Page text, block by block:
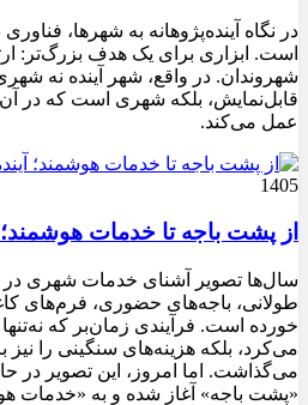
در نگاه آینده‌پژوهانه به شهرها،
است. ابزاری برای یک هدف بزرگ‌تر:
شهروندان. در واقع، شهر آینده نه
قابل‌نمایش، بلکه شهری است که در آن
عمل می‌کند.
1405
از پشت باجه تا خدمات
سال‌ها تصویر آشنای خدمات شهری
طولانی، باجه‌های حضوری، فرم‌های
خورده است. فرآیندی زمان‌بر که
می‌کرد، بلکه هزینه‌های سنگینی را
می‌گذاشت. اما امروز، این تصویر در
«پشت باجه» آغاز شده و به